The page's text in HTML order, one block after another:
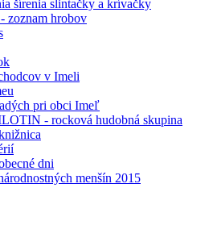
šírenia slintačky a krívačky
zoznam hrobov
v Imeli
pri obci Imeľ
- rocková hudobná skupina
dni
menšín 2015